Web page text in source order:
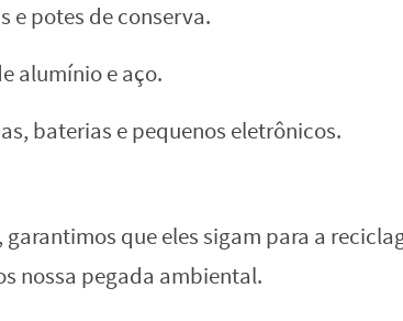
e potes de conserva.
alumínio e aço.
baterias e pequenos eletrônicos.
garantimos que eles sigam para a
nossa pegada ambiental.